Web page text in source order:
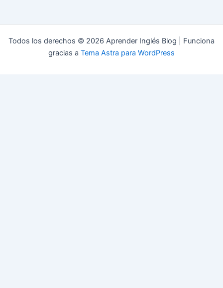
Todos los derechos © 2026 Aprender Inglés Blog | Funciona
gracias a Tema Astra para WordPress